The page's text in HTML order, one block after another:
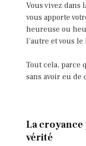
Vous vivez dans
vous apporte
heureuse ou
l’autre et vous
Tout cela, parce
sans avoir eu de
La croyance
vérité